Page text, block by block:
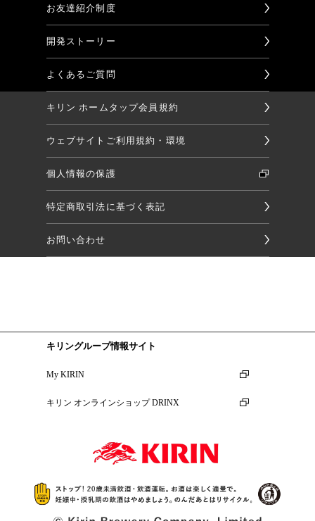
お友達紹介制度
開発ストーリー
よくあるご質問
キリン ホームタップ会員規約
ウェブサイトご利用規約・環境
個人情報の保護
特定商取引法に基づく表記
お問い合わせ
キリングループ情報サイト
My KIRIN
キリン オンラインショップ DRINX